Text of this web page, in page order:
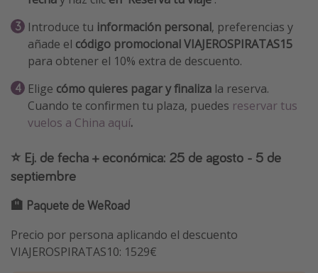
Introduce tu información personal, preferencias y
añade el código promocional VIAJEROSPIRATAS15
para obtener el 10% extra de descuento.
Elige cómo quieres pagar y finaliza la reserva.
Cuando te confirmen tu plaza, puedes reservar tus
vuelos a China aquí.
⭐️ Ej. de fecha + económica: 25 de agosto - 5 de
septiembre
🏨 Paquete de WeRoad
Precio por persona aplicando el descuento
VIAJEROSPIRATAS10: 1529€